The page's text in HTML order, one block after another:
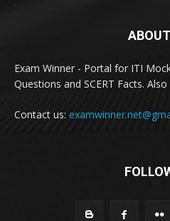
Exam Winner - Portal for ITI
Questions and SCERT Facts.
Contact us: